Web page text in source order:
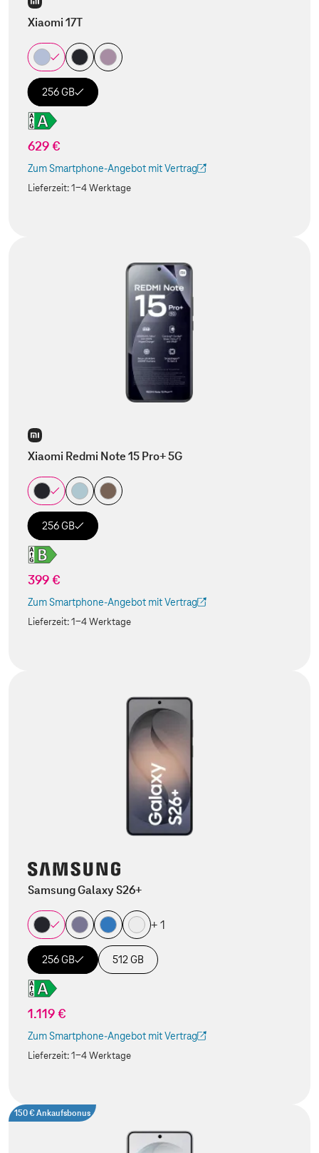
Xiaomi 17T
256 GB
629 €
Zum Smartphone-Angebot mit Vertrag
(Der Link wird in einem neuen Tab geöffnet)
Lieferzeit:1-4 Werktage
Xiaomi Redmi Note 15 Pro+ 5G
256 GB
399 €
Zum Smartphone-Angebot mit Vertrag
(Der Link wird in einem neuen Tab geöffnet)
Lieferzeit:1-4 Werktage
Samsung Galaxy S26+
+ 1
256 GB 512 GB
1.119 €
Zum Smartphone-Angebot mit Vertrag
(Der Link wird in einem neuen Tab geöffnet)
Lieferzeit:1-4 Werktage
150 € Ankaufsbonus